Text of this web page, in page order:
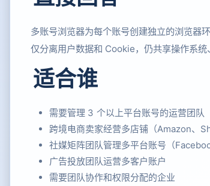
多账号浏览器为每个账号创建独立的浏览器
仅分离用户数据和 Cookie，仍共享操作系统
适合谁
需要管理 3 个以上平台账号的运营团队
跨境电商卖家经营多店铺（Amazon、
社媒矩阵团队管理多平台账号（
广告投放团队运营多客户账户
需要团队协作和权限分配的企业